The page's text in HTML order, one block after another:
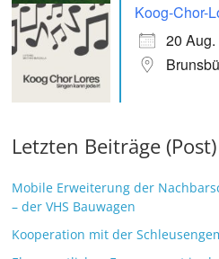
Koog-Chor-
20
Letzten Beiträge (Post)
Mobile Erweiterung der
– der VHS Bauwagen
Kooperation mit der